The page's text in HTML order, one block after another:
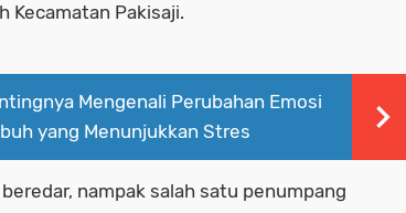
Kecamatan Pakisaji.
Mengenali Perubahan Emosi
yang Menunjukkan Stres
nampak salah satu penumpang